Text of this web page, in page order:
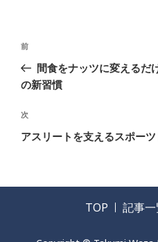
前
間食をナッツに変えるだ
の新習慣
次
アスリートを支えるスポー
TOP 記事